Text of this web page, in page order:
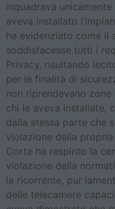
inquadrava
aveva installato
ha evidenziato come il
soddisfacesse tutti i
Privacy, risultando
per le finalità di
non riprendevano
chi le aveva installate,
dalla stessa parte che
violazione della
Corte ha respinto la
violazione della
la ricorrente, pur
delle telecamere